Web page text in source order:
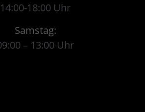
14:00-18:00 Uhr
Samstag:
– 13:00 Uhr